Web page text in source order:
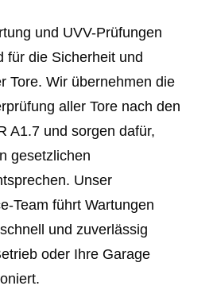
und UVV-Prüfungen
für die Sicherheit und
Tore. Wir übernehmen die
aller Tore nach den
A1.7 und sorgen dafür,
gesetzlichen
Unser
Team führt Wartungen
und zuverlässig
oder Ihre Garage